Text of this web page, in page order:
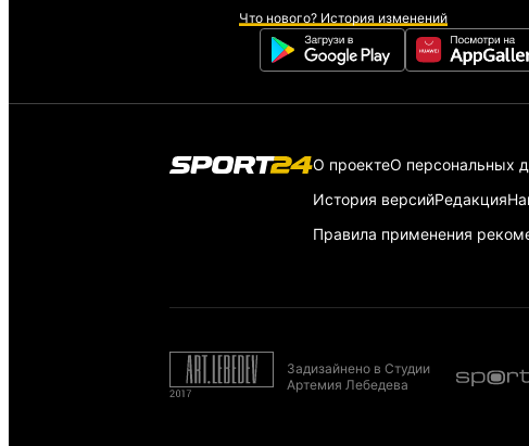
Что нового? История изменений
О проектеО персональных
История версийРедакция
Правила применения
Задизайнено в Студии
Артемия Лебедева